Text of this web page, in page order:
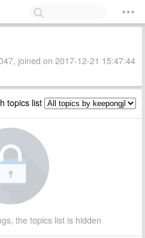
joined on 2017-12-21 15:47:44
topics list
the topics list is hidden